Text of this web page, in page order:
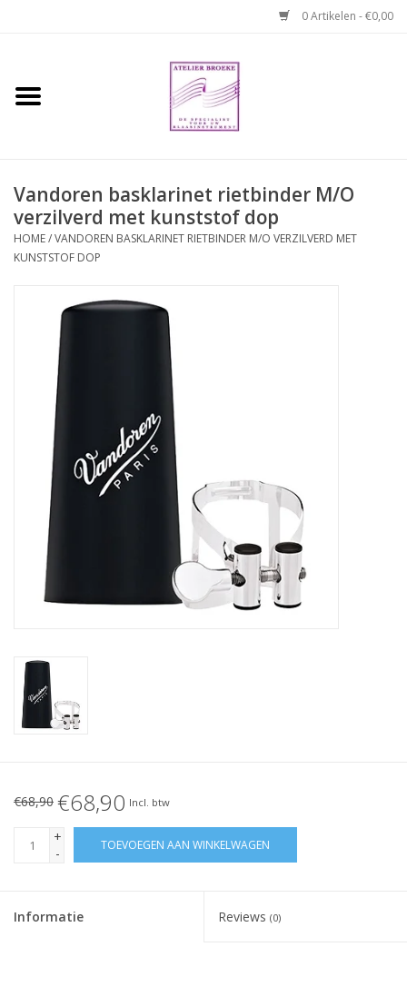
0 Artikelen - €0,00
Home
Reparaties en
abonnementen
Verhuur hobo's
Merken
Vandoren basklarinet rietbinder M/O
verzilverd met kunststof dop
HOME/VANDOREN BASKLARINET RIETBINDER M/O VERZILVERD MET
KUNSTSTOF DOP
€68,90 €68,90 Incl. btw
+
-
TOEVOEGEN AAN WINKELWAGEN
Informatie Reviews (0)